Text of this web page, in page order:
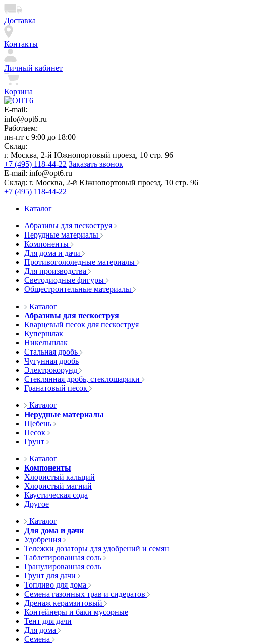
Доставка
Контакты
Личный кабинет
Корзина
E-mail:
info@opt6.ru
Работаем:
пн-пт с 9:00 до 18:00
Склад:
г. Москва, 2-й Южнопортовый проезд, 10 стр. 96
+7 (495) 118-44-22 Заказать звонок
E-mail: info@opt6.ru
Склад: г. Москва, 2-й Южнопортовый проезд, 10 стр. 96
+7 (495) 118-44-22
Каталог
Абразивы для пескоструя
Нерудные материалы
Компоненты
Для дома и дачи
Противогололедные материалы
Для производства
Светодиодные фигуры
Общестроительные материалы
Каталог
Абразивы для пескоструя
Кварцевый песок для пескоструя
Купершлак
Никельшлак
Стальная дробь
Чугунная дробь
Электрокорунд
Стеклянная дробь, стеклошарики
Гранатовый песок
Каталог
Нерудные материалы
Щебень
Песок
Грунт
Каталог
Компоненты
Хлористый кальций
Хлористый магний
Каустическая сода
Другое
Каталог
Для дома и дачи
Удобрения
Тележки дозаторы для удобрений и семян
Таблетированная соль
Гранулированная соль
Грунт для дачи
Топливо для дома
Семена газонных трав и сидератов
Дренаж керамзитовый
Контейнеры и баки мусорные
Тент для дачи
Для дома
Семена